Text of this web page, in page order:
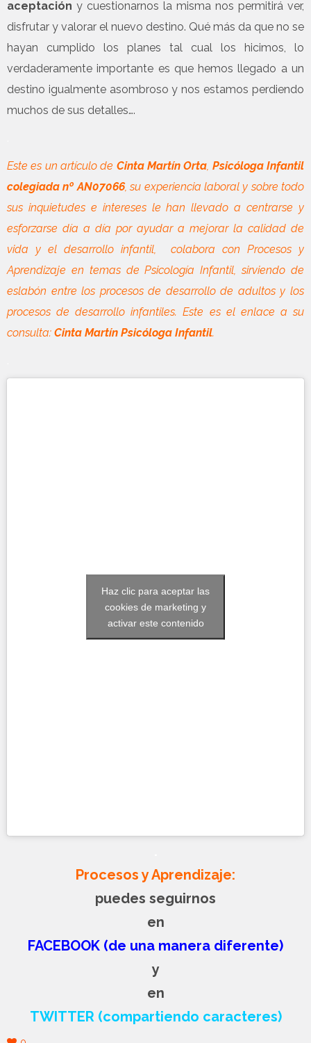
aceptación y cuestionarnos la misma nos permitirá ver,
disfrutar y valorar el nuevo destino. Qué más da que no se
hayan cumplido los planes tal cual los hicimos, lo
verdaderamente importante es que hemos llegado a un
destino igualmente asombroso y nos estamos perdiendo
muchos de sus detalles….
Este es un artículo de Cinta Martín Orta, Psicóloga Infantil
colegiada nº AN07066, su experiencia laboral y sobre todo
sus inquietudes e intereses le han llevado a centrarse y
esforzarse día a día por ayudar a mejorar la calidad de
vida y el desarrollo infantil, colabora con Procesos y
Aprendizaje en temas de Psicología Infantil, sirviendo de
eslabón entre los procesos de desarrollo de adultos y los
procesos de desarrollo infantiles. Este es el enlace a su
consulta: Cinta Martín Psicóloga Infantil.
Haz clic para aceptar las
cookies de marketing y
activar este contenido
Procesos y Aprendizaje:
puedes seguirnos
en
FACEBOOK (de una manera diferente)
y
en
TWITTER (compartiendo caracteres)